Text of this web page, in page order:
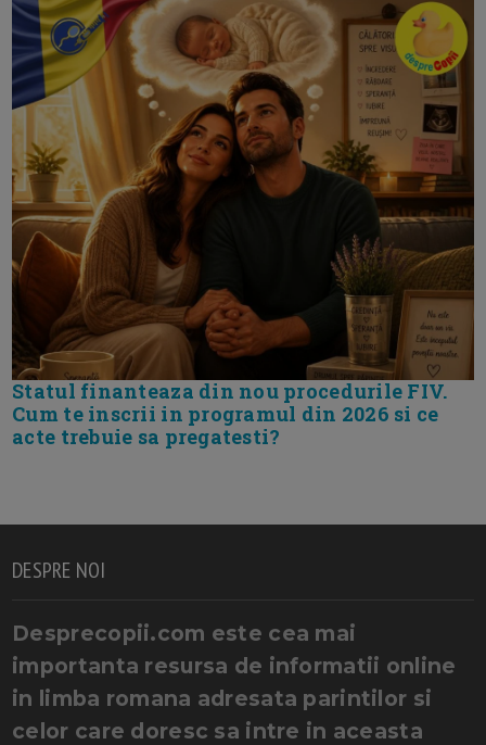
Statul finanteaza din nou procedurile FIV.
Cum te inscrii in programul din 2026 si ce
acte trebuie sa pregatesti?
DESPRE NOI
Desprecopii.com este cea mai
importanta resursa de informatii online
in limba romana adresata parintilor si
celor care doresc sa intre in aceasta